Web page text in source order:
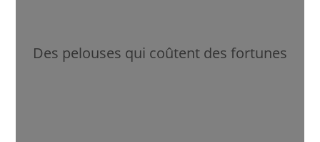
Des pelouses qui coûtent des fortunes